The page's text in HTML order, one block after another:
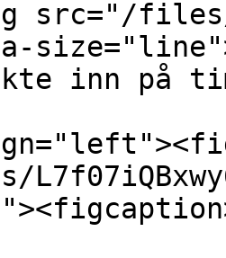
src="/files/
inn på